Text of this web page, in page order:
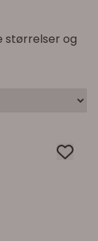
størrelser og